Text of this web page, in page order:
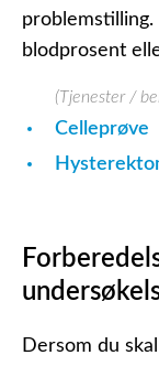
blodprosent
(Tjenester /
Celleprøve
Dersom du